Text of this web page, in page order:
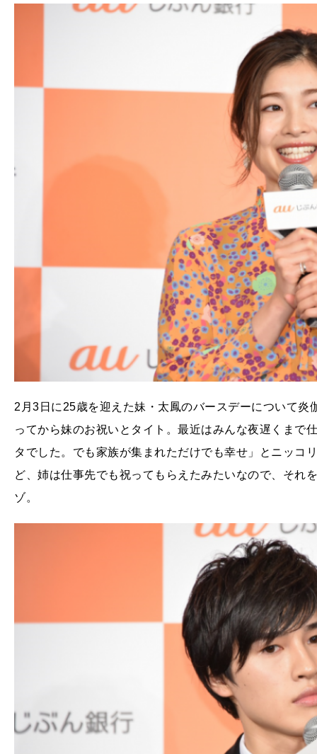
2月3日に25歳を迎えた妹・太鳳のバースデーについて
ってから妹のお祝いとタイト。最近はみんな夜遅くまで
タでした。でも家族が集まれただけでも幸せ」とニッコ
ど、姉は仕事先でも祝ってもらえたみたいなので、それ
ゾ。